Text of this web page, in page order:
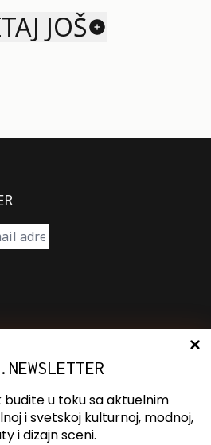
JOŠ
budite u toku sa aktuelnim
i svetskoj kulturnoj, modnoj,
i dizajn sceni.